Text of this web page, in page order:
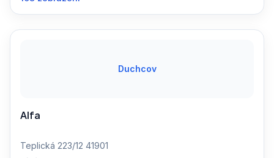
Duchcov
Alfa
Teplická 223/12 41901